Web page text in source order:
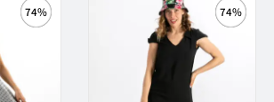
74%
74%